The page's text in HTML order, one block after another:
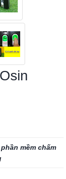
mềm chấm